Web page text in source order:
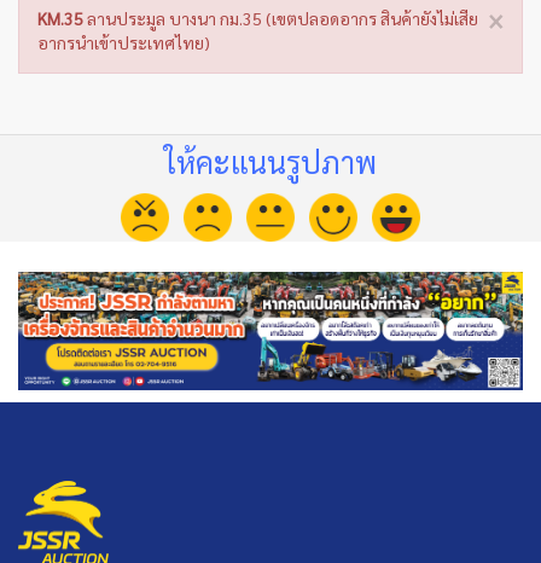
×
KM.35ลานประมูล บางนา กม.35 (เขตปลอดอากร สินค้ายังไม่เสีย
อากรนำเข้าประเทศไทย)
ให้คะแนนรูปภาพ